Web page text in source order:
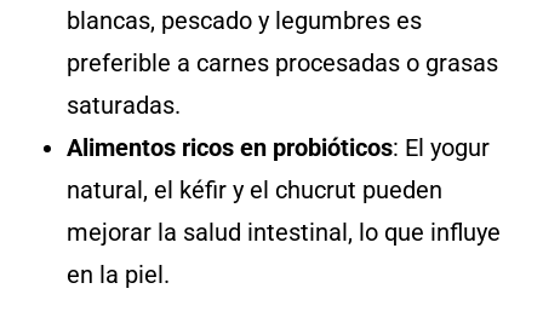
blancas, pescado y legumbres es
preferible a carnes procesadas o grasas
saturadas.
Alimentos ricos en probióticos: El yogur
natural, el kéfir y el chucrut pueden
mejorar la salud intestinal, lo que influye
en la piel.